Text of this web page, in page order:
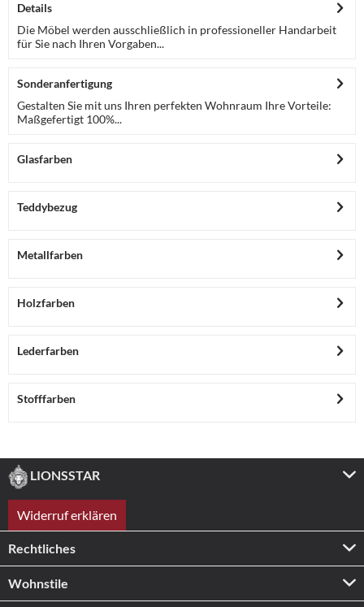
Details
Die Möbel werden ausschließlich in professioneller Handarbeit
für Sie nach Ihren Vorgaben...
Sonderanfertigung
Gestalten Sie mit uns Ihren perfekten Wohnraum Ihre Vorteile:
Maßgefertigt 100%...
Glasfarben
Teddybezug
Metallfarben
Holzfarben
Lederfarben
Stofffarben
LIONSSTAR
Widerruf erklären
Rechtliches
Wohnstile